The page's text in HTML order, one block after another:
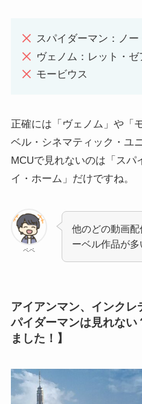
スパイダーマン：ノ
ヴェノム：レット・
モービウス
正確には「ヴェノム」や「
ベル・シネマティック・ユ
MCUで見れないのは「スパ
イ・ホーム」だけですね。
ペペ
他のどの動画
ーベル作品が多
アイアンマン、インクレ
パイダーマンは見れない
ました！】